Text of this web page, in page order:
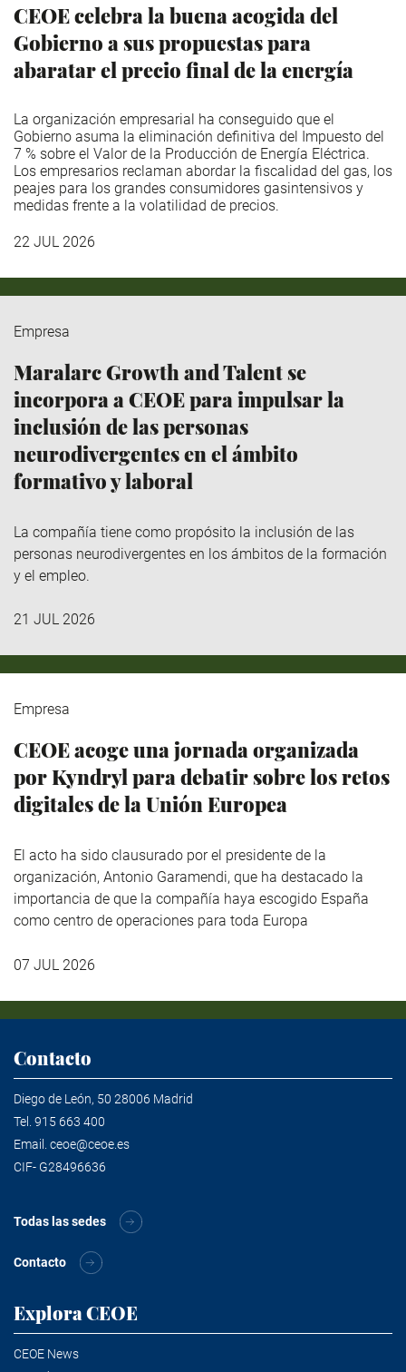
CEOE celebra la buena acogida del
Gobierno a sus propuestas para
abaratar el precio final de la energía
La organización empresarial ha conseguido que el
Gobierno asuma la eliminación definitiva del Impuesto del
7 % sobre el Valor de la Producción de Energía Eléctrica.
Los empresarios reclaman abordar la fiscalidad del gas, los
peajes para los grandes consumidores gasintensivos y
medidas frente a la volatilidad de precios.
22 JUL 2026
Empresa
Maralarc Growth and Talent se
incorpora a CEOE para impulsar la
inclusión de las personas
neurodivergentes en el ámbito
formativo y laboral
La compañía tiene como propósito la inclusión de las
personas neurodivergentes en los ámbitos de la formación
y el empleo.
21 JUL 2026
Empresa
CEOE acoge una jornada organizada
por Kyndryl para debatir sobre los retos
digitales de la Unión Europea
El acto ha sido clausurado por el presidente de la
organización, Antonio Garamendi, que ha destacado la
importancia de que la compañía haya escogido España
como centro de operaciones para toda Europa
07 JUL 2026
Contacto
Diego de León, 50 28006 Madrid
Tel. 915 663 400
Email. ceoe@ceoe.es
CIF- G28496636
Todas las sedes
Contacto
Explora CEOE
CEOE News